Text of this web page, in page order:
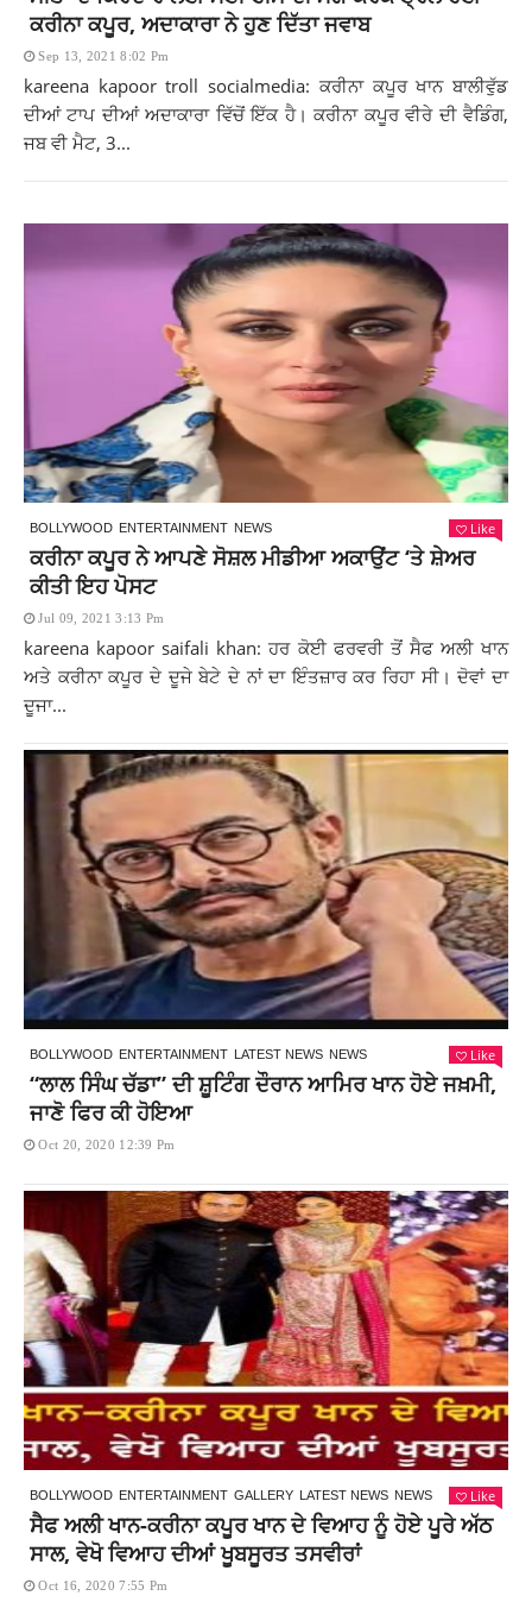
ਕਰੀਨਾ ਕਪੂਰ, ਅਦਾਕਾਰਾ ਨੇ ਹੁਣ ਦਿੱਤਾ ਜਵਾਬ
Sep 13, 2021 8:02 Pm
kareena kapoor troll socialmedia: ਕਰੀਨਾ ਕਪੂਰ ਖਾਨ ਬਾਲੀਵੁੱਡ
ਦੀਆਂ ਟਾਪ ਦੀਆਂ ਅਦਾਕਾਰਾ ਵਿੱਚੋਂ ਇੱਕ ਹੈ। ਕਰੀਨਾ ਕਪੂਰ ਵੀਰੇ ਦੀ ਵੈਡਿੰਗ,
ਜਬ ਵੀ ਮੈਟ, 3...
BOLLYWOOD ENTERTAINMENT NEWS Like
ਕਰੀਨਾ ਕਪੂਰ ਨੇ ਆਪਣੇ ਸੋਸ਼ਲ ਮੀਡੀਆ ਅਕਾਉਂਟ ‘ਤੇ ਸ਼ੇਅਰ
ਕੀਤੀ ਇਹ ਪੋਸਟ
Jul 09, 2021 3:13 Pm
kareena kapoor saifali khan: ਹਰ ਕੋਈ ਫਰਵਰੀ ਤੋਂ ਸੈਫ ਅਲੀ ਖਾਨ
ਅਤੇ ਕਰੀਨਾ ਕਪੂਰ ਦੇ ਦੂਜੇ ਬੇਟੇ ਦੇ ਨਾਂ ਦਾ ਇੰਤਜ਼ਾਰ ਕਰ ਰਿਹਾ ਸੀ। ਦੋਵਾਂ ਦਾ
ਦੂਜਾ...
BOLLYWOOD ENTERTAINMENT LATEST NEWS NEWS Like
“ਲਾਲ ਸਿੰਘ ਚੱਡਾ” ਦੀ ਸ਼ੂਟਿੰਗ ਦੌਰਾਨ ਆਮਿਰ ਖਾਨ ਹੋਏ ਜਖ਼ਮੀ,
ਜਾਣੋ ਫਿਰ ਕੀ ਹੋਇਆ
Oct 20, 2020 12:39 Pm
BOLLYWOOD ENTERTAINMENT GALLERY LATEST NEWS NEWS Like
ਸੈਫ ਅਲੀ ਖਾਨ-ਕਰੀਨਾ ਕਪੂਰ ਖਾਨ ਦੇ ਵਿਆਹ ਨੂੰ ਹੋਏ ਪੂਰੇ ਅੱਠ
ਸਾਲ, ਵੇਖੋ ਵਿਆਹ ਦੀਆਂ ਖੂਬਸੂਰਤ ਤਸਵੀਰਾਂ
Oct 16, 2020 7:55 Pm